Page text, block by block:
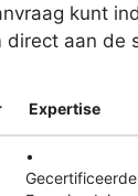
kunt
direct aan de
Expertise
•
Gecertificeerde